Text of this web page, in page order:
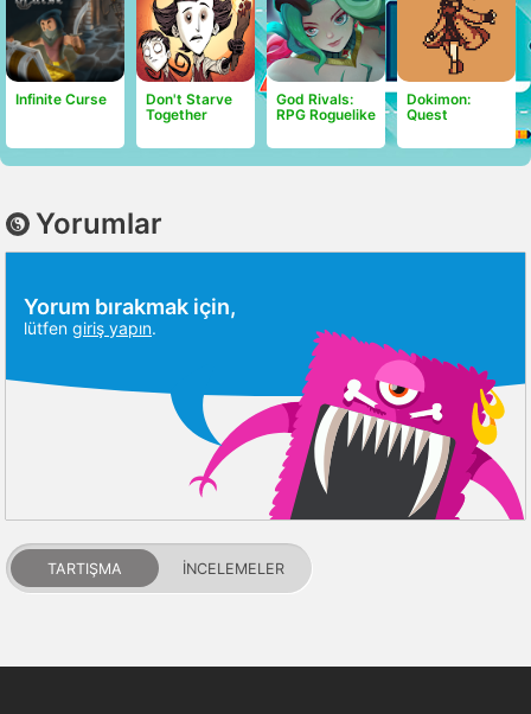
Infinite Curse
Don't Starve
Together
God Rivals:
RPG Roguelike
Dokimon:
Quest
Yorumlar
Yorum bırakmak için,
lütfen giriş yapın.
TARTIŞMA İNCELEMELER